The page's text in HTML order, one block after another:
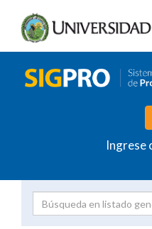
Ingrese